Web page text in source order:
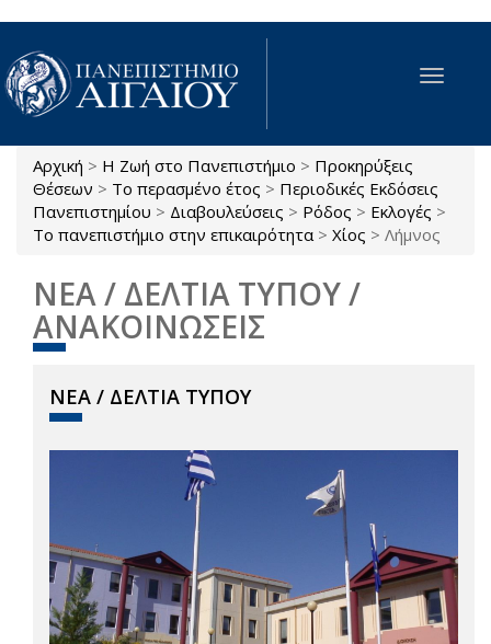
Παράκαμψη προς το κυρίως περιεχόμενο
Toggle
Είστε εδώ
Αρχική > Η Ζωή στο Πανεπιστήμιο > Προκηρύξεις
Θέσεων > Το περασμένο έτος > Περιοδικές Εκδόσεις
Πανεπιστημίου > Διαβουλεύσεις > Ρόδος > Εκλογές >
Το πανεπιστήμιο στην επικαιρότητα > Χίος > Λήμνος
ΝΕΑ / ΔΕΛΤΙΑ ΤΥΠΟΥ /
ΑΝΑΚΟΙΝΩΣΕΙΣ
ΝΕΑ / ΔΕΛΤΙΑ ΤΥΠΟΥ